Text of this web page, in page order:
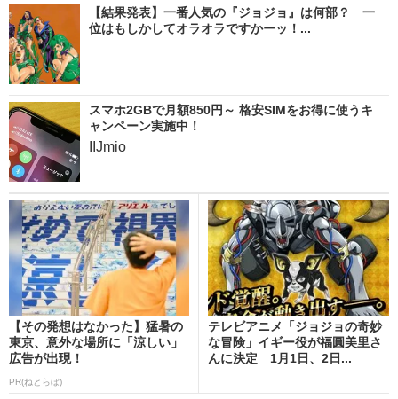
【結果発表】一番人気の『ジョジョ』は何部？ 一
位はもしかしてオラオラですかーッ！...
スマホ2GBで月額850円～ 格安SIMをお得に使うキ
ャンペーン実施中！
IIJmio
【その発想はなかった】猛暑の
東京、意外な場所に「涼しい」
広告が出現！
PR(ねとらぼ)
テレビアニメ「ジョジョの奇妙
な冒険」イギー役が福圓美里さ
んに決定 1月1日、2日...